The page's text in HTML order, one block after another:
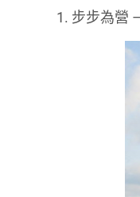
1. 步步為營